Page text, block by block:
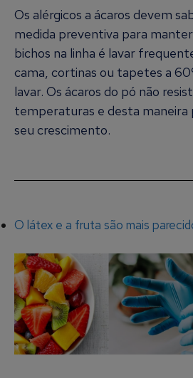
Os alérgicos a ácaros devem
medida preventiva para
bichos na linha é lavar
cama, cortinas ou tapetes a
lavar. Os ácaros do pó não
temperaturas e desta maneira
seu crescimento.
O látex e a fruta são mais